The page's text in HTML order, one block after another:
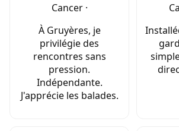
Cancer ·
À Gruyères, je
privilégie des
rencontres sans
pression.
Indépendante.
J'apprécie les balades.